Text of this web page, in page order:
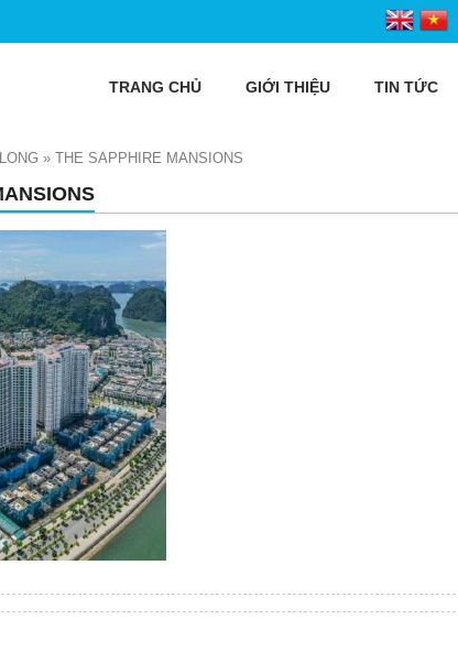
TRANG CHỦ GIỚI THIỆU TIN TỨC
» THE SAPPHIRE MANSIONS